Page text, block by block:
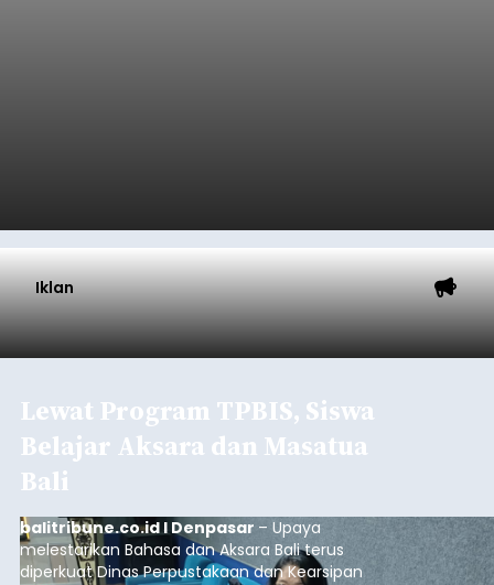
Iklan
Lewat Program TPBIS, Siswa
Belajar Aksara dan Masatua
Bali
balitribune.co.id I Denpasar – Upaya
melestarikan Bahasa dan Aksara Bali terus
diperkuat Dinas Perpustakaan dan Kearsipan